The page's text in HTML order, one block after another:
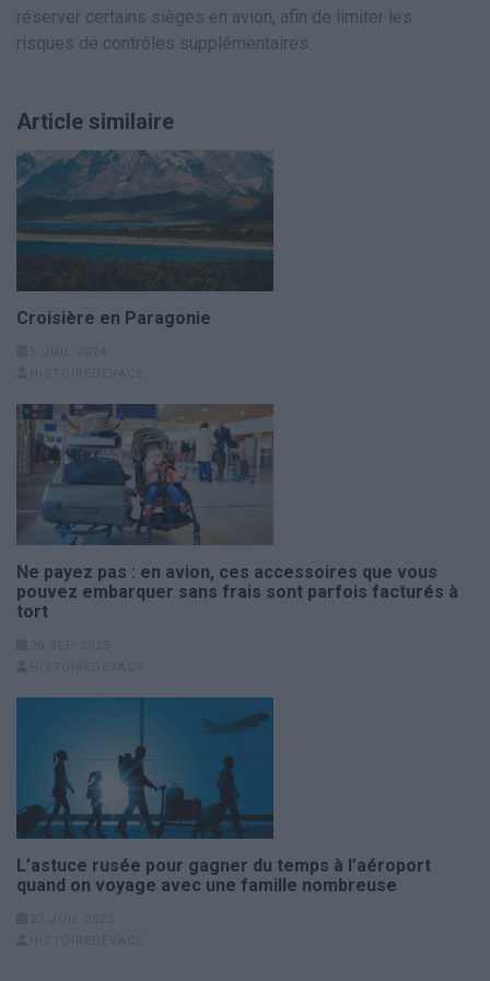
réserver certains sièges en avion, afin de limiter les
risques de contrôles supplémentaires.
Article similaire
Croisière en Paragonie
Ne payez pas : en avion, ces accessoires que vous
pouvez embarquer sans frais sont parfois facturés à
tort
L’astuce rusée pour gagner du temps à l’aéroport
quand on voyage avec une famille nombreuse